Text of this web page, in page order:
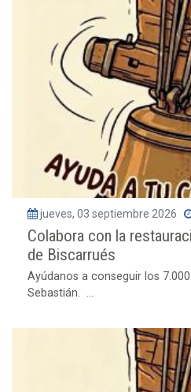
jueves, 03 septiembre 2026
Colabora con la
de Biscarrués
Ayúdanos a conseguir los
Sebastián. ...